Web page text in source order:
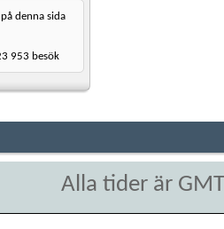
denna sida
953 besök
Alla tider är